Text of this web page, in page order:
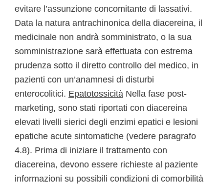
evitare l’assunzione concomitante di lassativi.
Data la natura antrachinonica della diacereina, il
medicinale non andrà somministrato, o la sua
somministrazione sarà effettuata con estrema
prudenza sotto il diretto controllo del medico, in
pazienti con un’anamnesi di disturbi
enterocolitici. Epatotossicità Nella fase post-
marketing, sono stati riportati con diacereina
elevati livelli sierici degli enzimi epatici e lesioni
epatiche acute sintomatiche (vedere paragrafo
4.8). Prima di iniziare il trattamento con
diacereina, devono essere richieste al paziente
informazioni su possibili condizioni di comorbilità